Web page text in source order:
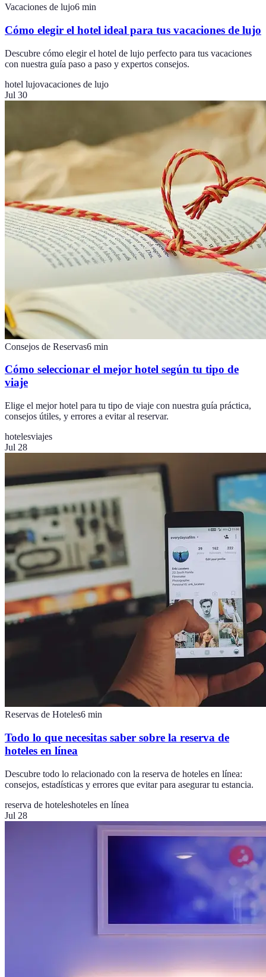
Vacaciones de lujo6 min
Cómo elegir el hotel ideal para tus vacaciones de lujo
Descubre cómo elegir el hotel de lujo perfecto para tus vacaciones
con nuestra guía paso a paso y expertos consejos.
hotel lujovacaciones de lujo
Jul 30
Consejos de Reservas6 min
Cómo seleccionar el mejor hotel según tu tipo de
viaje
Elige el mejor hotel para tu tipo de viaje con nuestra guía práctica,
consejos útiles, y errores a evitar al reservar.
hotelesviajes
Jul 28
Reservas de Hoteles6 min
Todo lo que necesitas saber sobre la reserva de
hoteles en línea
Descubre todo lo relacionado con la reserva de hoteles en línea:
consejos, estadísticas y errores que evitar para asegurar tu estancia.
reserva de hoteleshoteles en línea
Jul 28